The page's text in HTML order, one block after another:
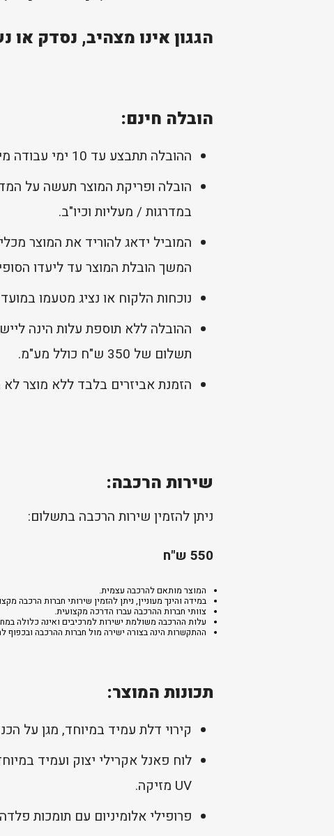
הגגון אינו מצהיב, נסדק או
הובלה חינם:
ההובלה תתבצע עד 10 ימי עבודה מיום קבלת התשלום להזמנה (למעט מוצרים בהזמנה מיוחדת כפי שמפורט בעמוד המוצר).
הובלה ופריקת המוצר תעשה על
במדרגות / מעליות וכיו"ב.
המוביל ידאג להוריד את המוצר
המשך הובלת המוצר עד ליעדו
נוכחות הלקוח או נציג מטעמו
ההובלה ללא תוספת עלות הינה
תשלום של 350 ש"ח כולל מע"מ.
הזמנת אביזרים בלבד ללא מוצר
שירות הרכבה:
ניתן להזמין שירות הרכבה בתשלום:
550 ש"ח
המוצר מותאם להרכבה עצמית.
במידה והינך מעוניין, ניתן להזמין שירותי חברות
צוותי חברות ההרכבה עברו הדרכה מקצועית.
עלות ההרכבה משולמת ישירות למרכיבים ואינה כלולה
ההתקשרות הינה בצורה ישירה מול חברות ההרכבה ובכפוף
תכונות המוצר:
קירוי דלת עמיד במיוחד, מגן על
UV מזיקה.
פרופילי אלומיניום עם תומכות